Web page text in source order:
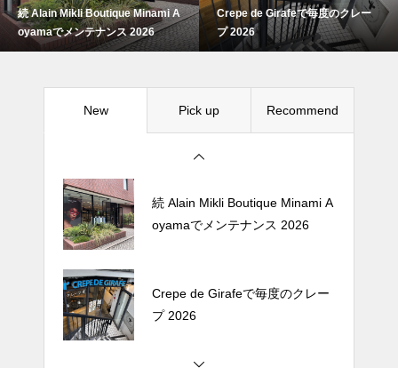
続 Alain Mikli Boutique Minami A
oyamaでメンテナンス 2026
Crepe de Girafeで毎度のクレー
プ 2026
New Pick up Recommend
Crepe de Girafeで毎度のクレー
プ 2026
続 Alain Mikli Boutique Minami A
oyamaでメンテナンス 2026
Crepe de Girafeで毎度のクレー
プ 2026